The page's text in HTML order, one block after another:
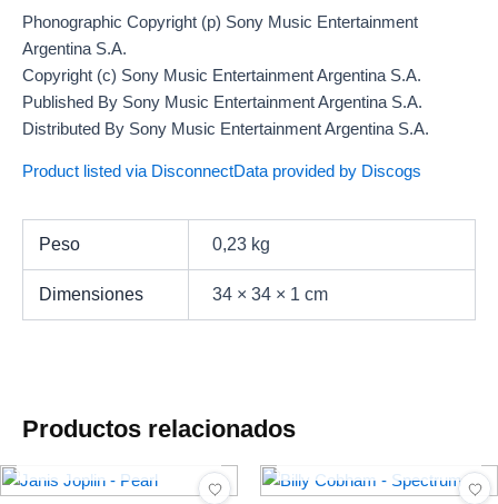
Phonographic Copyright (p) Sony Music Entertainment
Argentina S.A.
Copyright (c) Sony Music Entertainment Argentina S.A.
Published By Sony Music Entertainment Argentina S.A.
Distributed By Sony Music Entertainment Argentina S.A.
Product listed via DisconnectData provided by Discogs
Peso 0,23 kg
Dimensiones 34 × 34 × 1 cm
Productos relacionados